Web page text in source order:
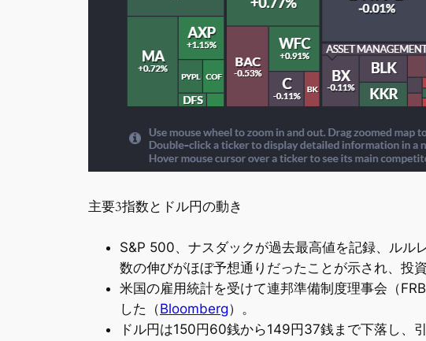
主要3指数とドル円の動き
S&P 500、ナスダックが過去最高値を記録、ルル
数の伸びがほぼ予想通りだったことが示され、投
米国の雇用統計を受けて連邦準備制度理事会（
した（Bloomberg）。
ドル円は150円60銭から149円37銭まで下落し、